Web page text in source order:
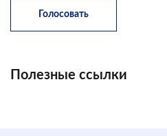
Полезные ссылки